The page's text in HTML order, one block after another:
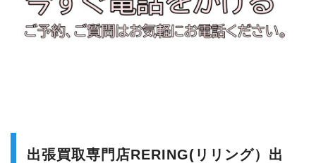
出張買取専門店RERING(リリング）出